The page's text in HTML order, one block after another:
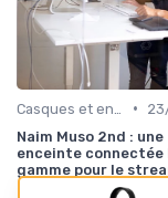
•
Naim Muso 2nd : une
enceinte connectée
gamme pour le
musical moderne